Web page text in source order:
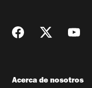
Acerca de nosotros